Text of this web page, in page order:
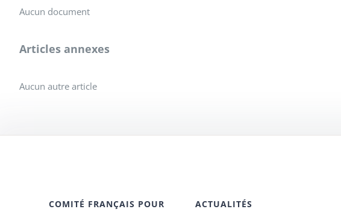
Aucun document
Articles annexes
Aucun autre article
COMITÉ FRANÇAIS POUR
ACTUALITÉS